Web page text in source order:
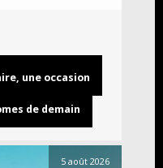
une occasion
de demain
5 août 2026